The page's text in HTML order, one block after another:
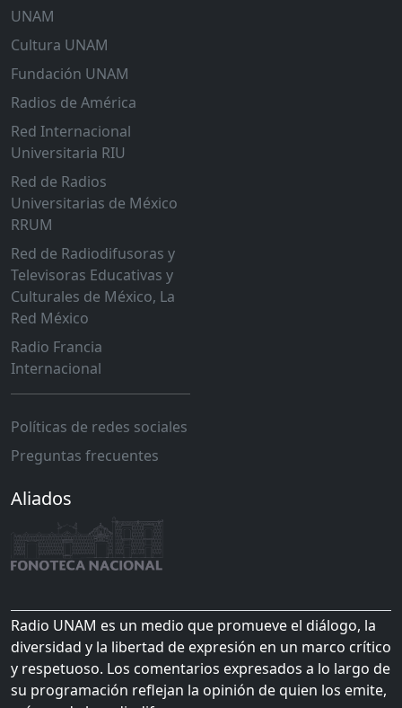
UNAM
Cultura UNAM
Fundación UNAM
Radios de América
Red Internacional
Universitaria RIU
Red de Radios
Universitarias de México
RRUM
Red de Radiodifusoras y
Televisoras Educativas y
Culturales de México, La
Red México
Radio Francia
Internacional
Políticas de redes sociales
Preguntas frecuentes
Aliados
Radio UNAM es un medio que promueve el diálogo, la
diversidad y la libertad de expresión en un marco crítico
y respetuoso. Los comentarios expresados a lo largo de
su programación reflejan la opinión de quien los emite,